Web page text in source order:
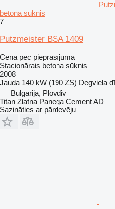
betona sūknis
7
Putzmeister BSA 1409
Cena pēc pieprasījuma
Stacionārais betona sūknis
2008
Jauda 140 kW (190 ZS) Degviela
Bulgārija, Plovdiv
Titan Zlatna Panega Cement AD
Sazināties ar pārdevēju